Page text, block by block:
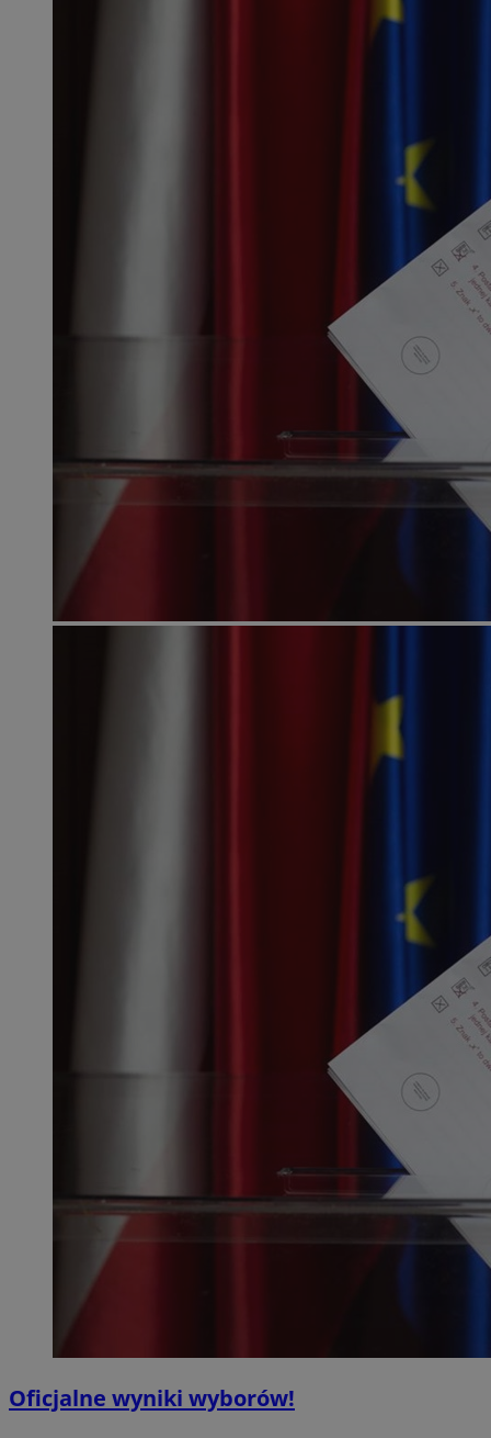
Oficjalne wyniki wyborów!